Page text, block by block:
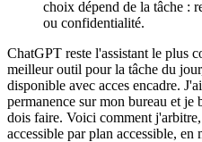
choix dépend de la tâche :
ou confidentialité.
ChatGPT reste l'assistant le plus
meilleur outil pour la tâche du
disponible avec acces encadre.
permanence sur mon bureau et je
dois faire. Voici comment
accessible par plan accessible, en